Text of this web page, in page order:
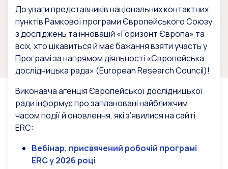
До уваги представників національних контактних
пунктів Рамкової програми Європейського Союзу
з досліджень та інновацій «Горизонт Європа» та
всіх, хто цікавиться й має бажання взяти участь у
Програмі за напрямом діяльності «Європейська
дослідницька рада» (European Research Council)!
Виконавча агенція Європейської дослідницької
ради інформує про заплановані найближчим
часом події й оновлення, які з’явилися на сайті
ERC:
Вебінар, присвячений робочій програмі
ERC у 2026 році